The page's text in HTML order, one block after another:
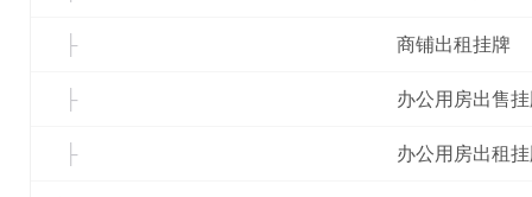
商铺出租挂牌
办公用房出售
办公用房出租